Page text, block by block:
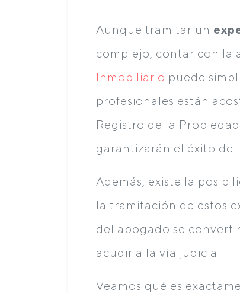
Aunque tramitar un
complejo, contar con la
Inmobiliario puede
profesionales están
Registro de la
garantizarán el éxito de
Además, existe la
la tramitación de estos
del abogado se
acudir a la vía judicial.
Veamos qué es